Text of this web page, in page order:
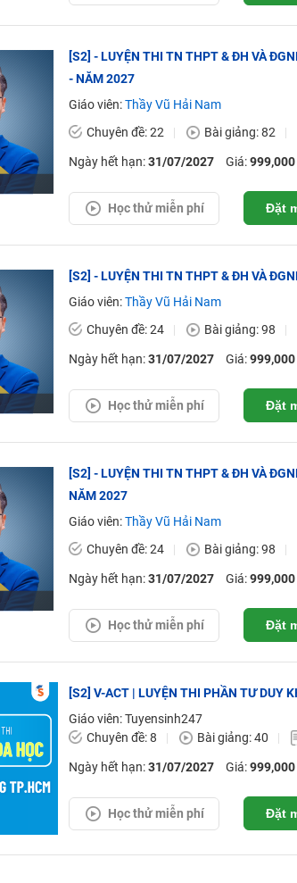
[S2] - LUYỆN THI TN THPT & ĐH VÀ
- NĂM 2027
Giáo viên:Thầy Vũ Hải Nam
Chuyên đề: 22
Bài giảng: 82
Ngày hết hạn:31/07/2027 Giá:
Học thử miễn phí Đặt
[S2] - LUYỆN THI TN THPT & ĐH VÀ
Giáo viên:Thầy Vũ Hải Nam
Chuyên đề: 24
Bài giảng: 98
Ngày hết hạn:31/07/2027 Giá:
Học thử miễn phí Đặt
[S2] - LUYỆN THI TN THPT & ĐH VÀ
NĂM 2027
Giáo viên:Thầy Vũ Hải Nam
Chuyên đề: 24
Bài giảng: 98
Ngày hết hạn:31/07/2027 Giá:
Học thử miễn phí Đặt
[S2] V-ACT | LUYỆN THI PHẦN TƯ DUY
Giáo viên: Tuyensinh247
Chuyên đề: 8
Bài giảng: 40
Ngày hết hạn:31/07/2027 Giá:
Học thử miễn phí Đặt